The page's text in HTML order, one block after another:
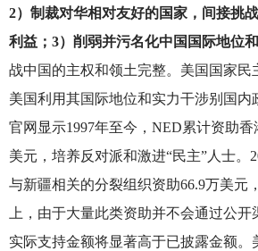
2）制裁对华相对友好的国家，间接挑
利益；3）削弱并污名化中国国际地位和
战中国的主权和领土完整。美国国家民
美国利用其国际地位和实力干涉别国内
官网显示1997年至今，NED累计资助
美元，培养反对派和激进“民主”人士。
与新疆相关的分裂组织资助66.9万美元
上，由于大量此类资助并不会通过公开
实际支持金额将显著高于已披露金额。